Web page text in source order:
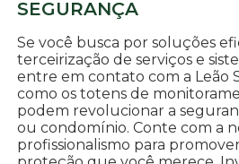
SEGURANÇA
Se você busca por soluções
terceirização de serviços e
entre em contato com a Leão
como os totens de
podem revolucionar a
ou condomínio. Conte com a
profissionalismo para